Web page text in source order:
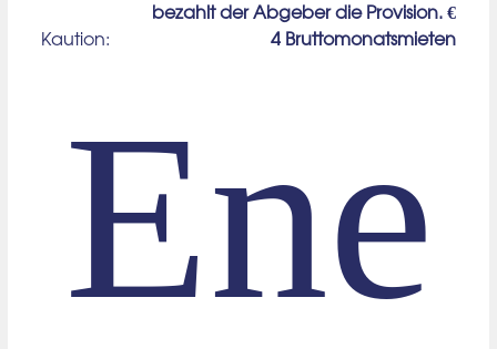
bezahlt der Abgeber die Provision. €
Kaution:
4 Bruttomonatsmieten
Ene